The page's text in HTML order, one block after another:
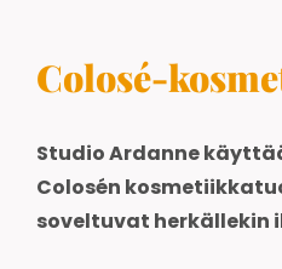
Colosé-
Studio Ardanne
Colosén
soveltuvat herkällekin